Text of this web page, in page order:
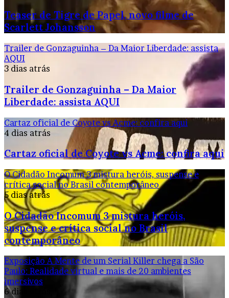
Teaser de Tigre de Papel, novo filme de
Scarlett Johansson
Trailer de Gonzaguinha – Da Maior Liberdade: assista
AQUI
3 dias atrás
Trailer de Gonzaguinha – Da Maior
Liberdade: assista AQUI
Cartaz oficial de Coyote vs Acme: confira aqui
4 dias atrás
Cartaz oficial de Coyote vs Acme: confira aqui
O Cidadão Incomum 3 mistura heróis, suspense e
crítica social no Brasil contemporâneo
5 dias atrás
O Cidadão Incomum 3 mistura heróis,
suspense e crítica social no Brasil
contemporâneo
Exposição A Mente de um Serial Killer chega a São
Paulo: Realidade virtual e mais de 20 ambientes
imersivos
6 dias atrás